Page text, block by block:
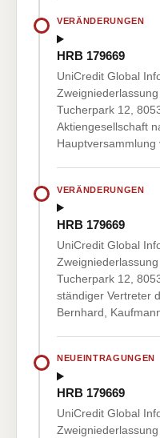
VERÄNDERUNGEN
HRB 179669
UniCredit Global
Tucherpark 12,
Aktiengesellschaft
VERÄNDERUNGEN
HRB 179669
UniCredit Global
Tucherpark 12,
ständiger Vertreter
Bernhard,
NEUEINTRAGUNGEN
HRB 179669
UniCredit Global